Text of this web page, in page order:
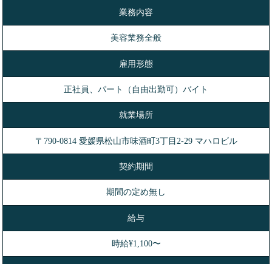
業務内容
美容業務全般
雇用形態
正社員、パート（自由出勤可）バイト
就業場所
〒790-0814 愛媛県松山市味酒町3丁目2-29 マハロビル
契約期間
期間の定め無し
給与
時給¥1,100〜